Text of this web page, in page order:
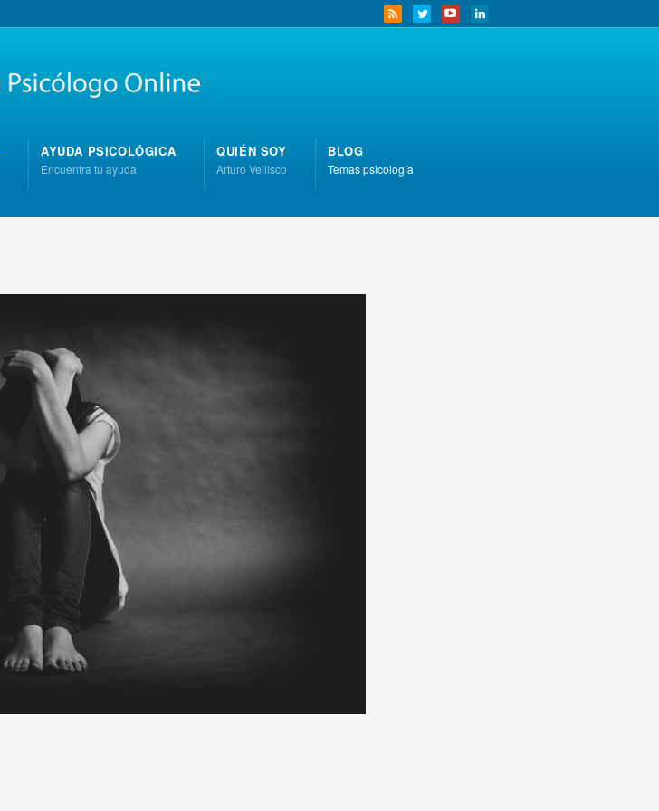
AYUDA PSICOLÓGICA
Encuentra tu ayuda
QUIÉN SOY
Arturo Vellisco
BLOG
Temas psicología